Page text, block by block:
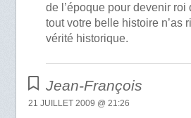
de l’époque pour devenir roi
tout votre belle histoire n’as
vérité historique.
Jean-François
21 JUILLET 2009 @ 21:26